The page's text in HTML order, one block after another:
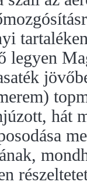
legyen
hát